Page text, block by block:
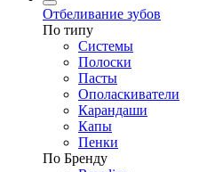
Отбеливание зубов
По типу
Системы
Полоски
Пасты
Ополаскиватели
Карандаши
Капы
Пенки
По Бренду